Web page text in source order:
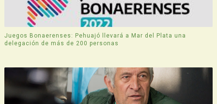
Juegos Bonaerenses: Pehuajó llevará a Mar del Plata una
delegación de más de 200 personas